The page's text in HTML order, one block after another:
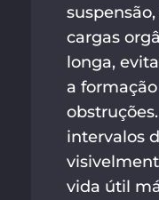
cargas
longa,
a
intervalos
vida útil